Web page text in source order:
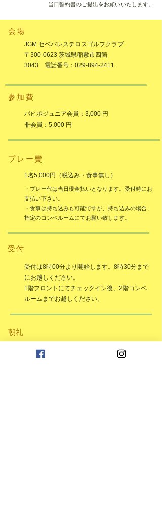
当日誓約書のご提出をお願いいたします。
​会場
JGM セベバレステロスゴルフクラブ
〒300-0623 茨城県稲敷市四箇
3043 電話番号：029-894-2411
参加費
パピポジュニア会員：3,000 円
非会員：5,000 円
プレー費
1名5,000円（税込み・食事無し）
・プレー代は当日現金払いとなります。受付時にお
支払い下さい。
・食事は持ち込みも可能ですが、持ち込みの場合、
指定のコンペルームにてお願い致します。
受付
受付は8時00分より開始します。8時30分まで
にお越しください。
1階フロントにてチェックイン後、2階コンペ
ルームまでお越しください。
​朝礼
時30分より2階コンペルームにて朝礼を行い